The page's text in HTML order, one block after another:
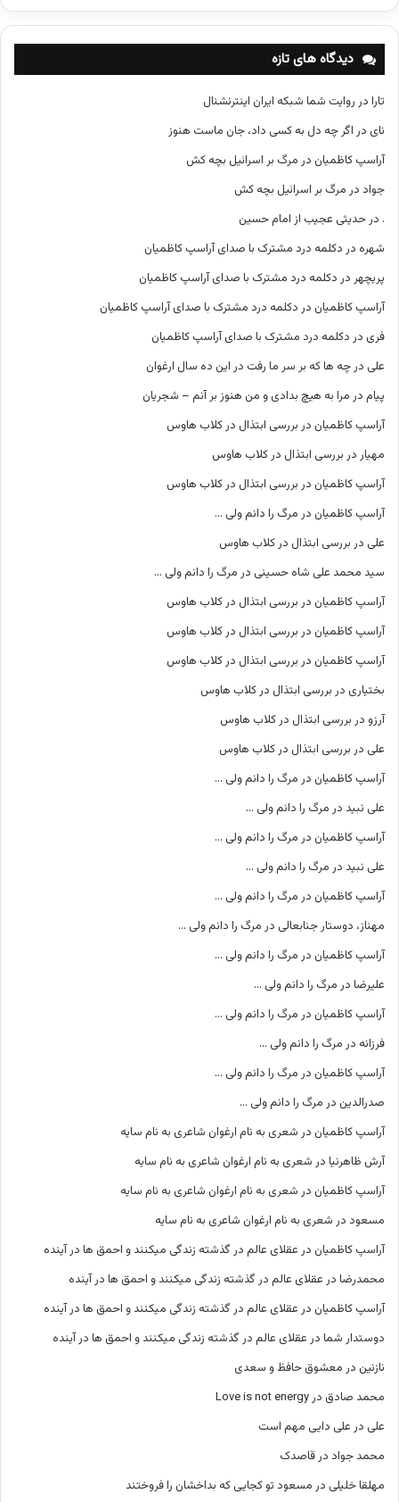
ت
ه‌
ه
دیدگاه های تازه
تارا در روایت شما شبکه ایران اینترنشنال
نای در اگر چه دل به کسی داد، جان ماست هنوز
آراسپ کاظمیان در مرگ بر اسرائیل بچه کش
جواد در مرگ بر اسرائیل بچه کش
. در حدیثی عجیب از امام حسین
شهره در دکلمه درد مشترک با صدای آراسپ کاظمیان
پریچهر در دکلمه درد مشترک با صدای آراسپ کاظمیان
آراسپ کاظمیان در دکلمه درد مشترک با صدای آراسپ کاظمیان
فری در دکلمه درد مشترک با صدای آراسپ کاظمیان
علی در چه ها که بر سر ما رفت در این ده سال ارغوان
پیام در مرا به هیچ بدادی و من هنوز بر آنم – شجریان
آراسپ کاظمیان در بررسی ابتذال در کلاب هاوس
مهیار در بررسی ابتذال در کلاب هاوس
آراسپ کاظمیان در بررسی ابتذال در کلاب هاوس
آراسپ کاظمیان در مرگ را دانم ولی …
علی در بررسی ابتذال در کلاب هاوس
سید محمد علی شاه حسینی در مرگ را دانم ولی …
آراسپ کاظمیان در بررسی ابتذال در کلاب هاوس
آراسپ کاظمیان در بررسی ابتذال در کلاب هاوس
آراسپ کاظمیان در بررسی ابتذال در کلاب هاوس
بختیاری در بررسی ابتذال در کلاب هاوس
آرزو در بررسی ابتذال در کلاب هاوس
علی در بررسی ابتذال در کلاب هاوس
آراسپ کاظمیان در مرگ را دانم ولی …
علی نبید در مرگ را دانم ولی …
آراسپ کاظمیان در مرگ را دانم ولی …
علی نبید در مرگ را دانم ولی …
آراسپ کاظمیان در مرگ را دانم ولی …
مهناز، دوستار جنابعالی در مرگ را دانم ولی …
آراسپ کاظمیان در مرگ را دانم ولی …
علیرضا در مرگ را دانم ولی …
آراسپ کاظمیان در مرگ را دانم ولی …
فرزانه در مرگ را دانم ولی …
آراسپ کاظمیان در مرگ را دانم ولی …
صدرالدین در مرگ را دانم ولی …
آراسپ کاظمیان در شعری به نام ارغوان شاعری به نام سایه
آرش ظاهرنیا در شعری به نام ارغوان شاعری به نام سایه
آراسپ کاظمیان در شعری به نام ارغوان شاعری به نام سایه
مسعود در شعری به نام ارغوان شاعری به نام سایه
آراسپ کاظمیان در عقلای عالم در گذشته زندگی میکنند و احمق ها در آینده
محمدرضا در عقلای عالم در گذشته زندگی میکنند و احمق ها در آینده
آراسپ کاظمیان در عقلای عالم در گذشته زندگی میکنند و احمق ها در آینده
دوستدار شما در عقلای عالم در گذشته زندگی میکنند و احمق ها در آینده
نازنین در معشوق حافظ و سعدی
محمد صادق در Love is not energy
علی در علی دایی مهم است
محمد جواد در قاصدک
مهلقا خلیلی در مسعود تو کجایی که بداخشان را فروختند